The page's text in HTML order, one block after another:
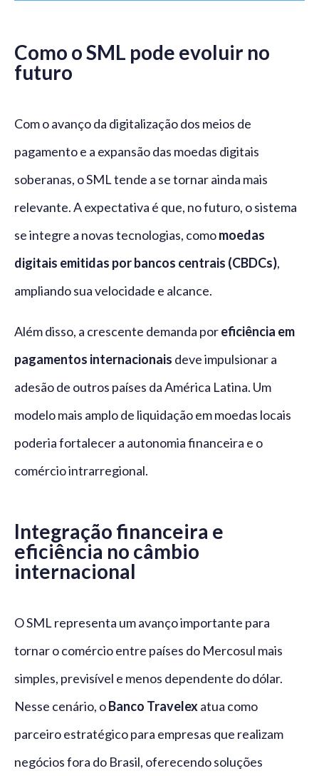
Como o SML pode evoluir no
futuro
Com o avanço da digitalização dos meios de
pagamento e a expansão das moedas digitais
soberanas, o SML tende a se tornar ainda mais
relevante. A expectativa é que, no futuro, o sistema
se integre a novas tecnologias, comomoedas
digitais emitidas por bancos centrais (CBDCs),
ampliando sua velocidade e alcance.
Além disso, a crescente demanda poreficiência em
pagamentos internacionais deve impulsionar a
adesão de outros países da América Latina. Um
modelo mais amplo de liquidação em moedas locais
poderia fortalecer a autonomia financeira e o
comércio intrarregional.
Integração financeira e
eficiência no câmbio
internacional
O SML representa um avanço importante para
tornar o comércio entre países do Mercosul mais
simples, previsível e menos dependente do dólar.
Nesse cenário, oBanco Travelexatua como
parceiro estratégico para empresas que realizam
negócios fora do Brasil, oferecendo soluções